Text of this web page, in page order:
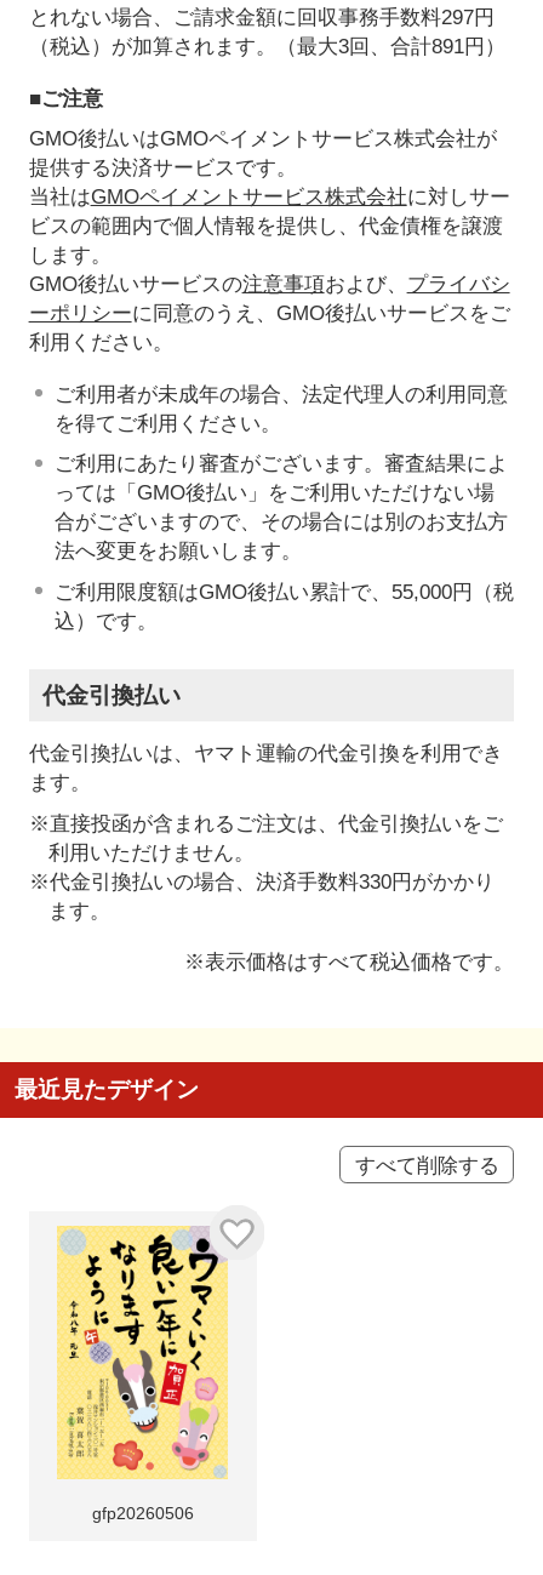
とれない場合、ご請求金額に回収事務手数料297円
（税込）が加算されます。（最大3回、合計891円）
■ご注意
GMO後払いはGMOペイメントサービス株式会社が
提供する決済サービスです。
当社はGMOペイメントサービス株式会社に対しサー
ビスの範囲内で個人情報を提供し、代金債権を譲渡
します。
GMO後払いサービスの注意事項および、 プライバシ
ーポリシーに同意のうえ、GMO後払いサービスをご
利用ください。
ご利用者が未成年の場合、法定代理人の利用同意
を得てご利用ください。
ご利用にあたり審査がございます。審査結果によ
っては「GMO後払い」をご利用いただけない場
合がございますので、その場合には別のお支払方
法へ変更をお願いします。
ご利用限度額はGMO後払い累計で、55,000円（税
込）です。
代金引換払い
代金引換払いは、ヤマト運輸の代金引換を利用でき
ます。
※直接投函が含まれるご注文は、代金引換払いをご
利用いただけません。
※代金引換払いの場合、決済手数料330円がかかり
ます。
※表示価格はすべて税込価格です。
最近見たデザイン
すべて削除する
gfp20260506